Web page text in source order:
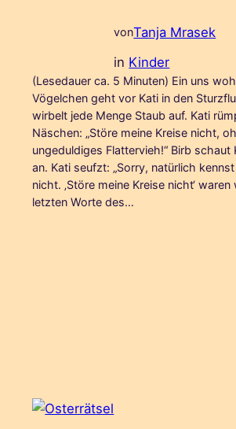
vonTanja Mrasek
in Kinder
(Lesedauer ca. 5 Minuten) Ein uns
Vögelchen geht vor Kati in den
wirbelt jede Menge Staub auf. Kati
Näschen: „Störe meine Kreise nicht, oh
ungeduldiges Flattervieh!“ Birb schaut
an. Kati seufzt: „Sorry, natürlich
nicht. ‚Störe meine Kreise nicht‘
letzten Worte des…